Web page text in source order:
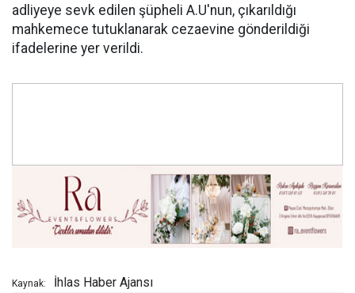
adliyeye sevk edilen şüpheli A.U'nun, çıkarıldığı
mahkemece tutuklanarak cezaevine gönderildiği
ifadelerine yer verildi.
Kaynak: İhlas Haber Ajansı